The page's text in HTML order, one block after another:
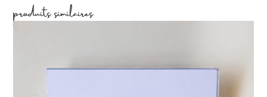
produits similaires